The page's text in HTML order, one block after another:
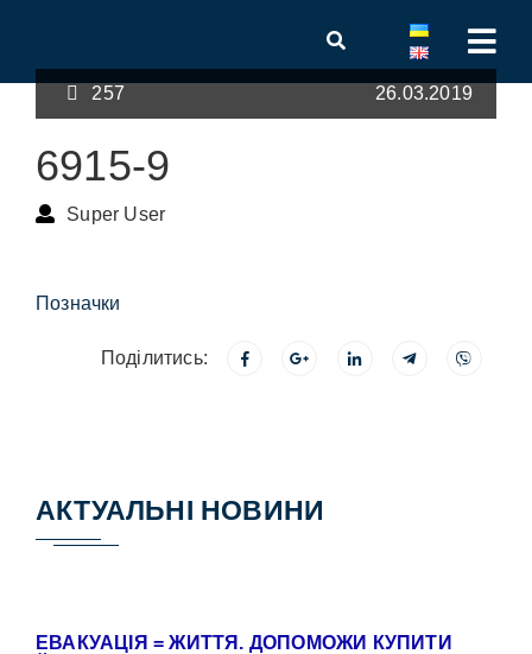
257 26.03.2019
6915-9
Super User
Позначки
Поділитись:
АКТУАЛЬНІ НОВИНИ
ЕВАКУАЦІЯ = ЖИТТЯ. ДОПОМОЖИ КУПИТИ